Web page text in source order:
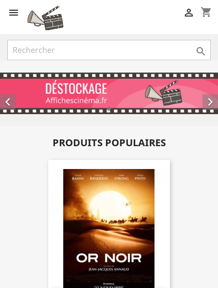
 shopping_cart


 
PRODUITS POPULAIRES